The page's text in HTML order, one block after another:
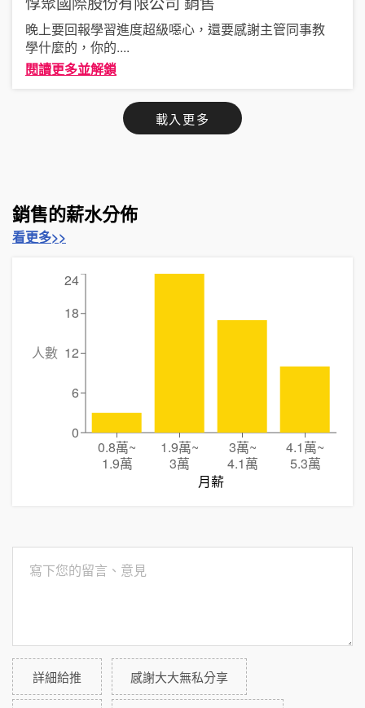
晚上要回報學習進度超級噁心，還要感謝主管同事教
學什麼的，你的....
閱讀更多並解鎖
載入更多
銷售的薪水分佈
看更多>>
0.8萬~
1.9萬
1.9萬~
3萬
3萬~
4.1萬
4.1萬~
5.3萬
月薪
0
6
12
18
24
人數
詳細給推 感謝大大無私分享